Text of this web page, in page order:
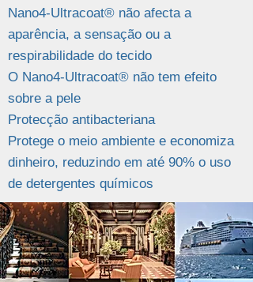
Nano4-Ultracoat® não afecta a
aparência, a sensação ou a
respirabilidade do tecido
O Nano4-Ultracoat® não tem efeito
sobre a pele
Protecção antibacteriana
Protege o meio ambiente e economiza
dinheiro, reduzindo em até 90% o uso
de detergentes químicos